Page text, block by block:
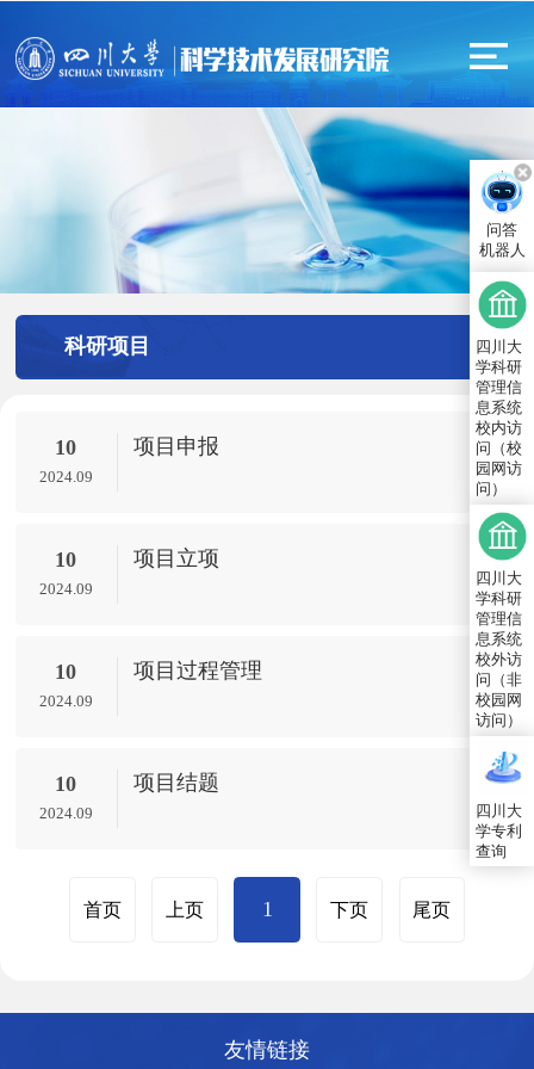
科研项目
10
2024.09
项目申报
10
2024.09
项目立项
10
2024.09
项目过程管理
10
2024.09
项目结题
首页 上页 1 下页 尾页
友情链接
问答
机器人
四川大
学科研
管理信
息系统
校内访
问（校
园网访
问）
四川大
学科研
管理信
息系统
校外访
问（非
校园网
访问）
四川大
学专利
查询